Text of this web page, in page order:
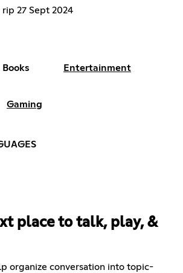
Books Entertainment
Gaming
place to talk, play, &
organize conversation into topic-